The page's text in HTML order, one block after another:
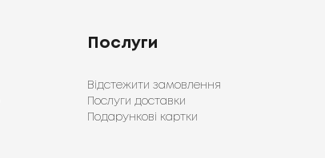
Послуги
Відстежити замовлення
Послуги доставки
Подарункові картки